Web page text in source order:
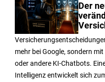
Der
mehr bei Google, sondern
oder andere KI-Chatbots.
Intelligenz entwickelt sich